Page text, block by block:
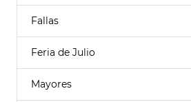
Fallas
Feria de Julio
Mayores